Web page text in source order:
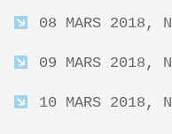
08 MARS 2018,
09 MARS 2018,
10 MARS 2018,